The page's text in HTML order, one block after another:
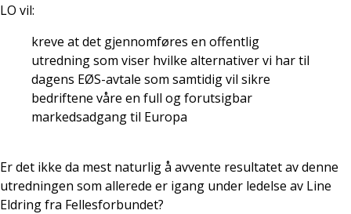
LO vil:
kreve at det gjennomføres en offentlig
utredning som viser hvilke alternativer vi har til
dagens EØS-avtale som samtidig vil sikre
bedriftene våre en full og forutsigbar
markedsadgang til Europa
Er det ikke da mest naturlig å avvente resultatet av denne
utredningen som allerede er igang under ledelse av Line
Eldring fra Fellesforbundet?